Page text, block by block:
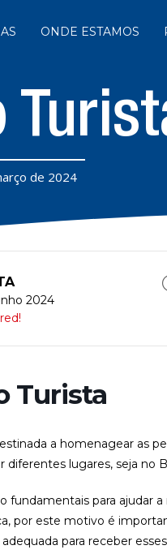
ONDE ESTAMOS
de 2024
2024
Turista
a homenagear as
diferentes lugares, seja no
fundamentais para ajudar
por este motivo é
para receber